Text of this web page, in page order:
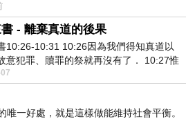
攝
，七個人終於離開那片黑暗，
- 離棄真道的後果
10:26-10:31 10:26因為我們得知真道以
意犯罪、贖罪的祭就再沒有了． 10:27惟
候審判和那燒滅眾敵人的烈火
一好處，就是這樣做能維持社會平衡。